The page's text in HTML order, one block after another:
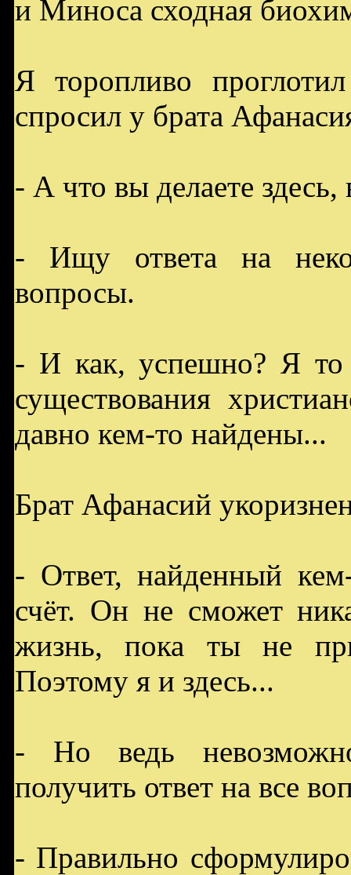
и Миноса сходная
Я торопливо
спросил у брата
- А что вы делаете здесь,
- Ищу ответа на
вопросы.
- И как, успешно? Я то
существования
давно кем-то найдены...
Брат Афанасий
- Ответ, найденный
счёт. Он не сможет
жизнь, пока ты не
Поэтому я и здесь...
- Но ведь
получить ответ на все
- Правильно